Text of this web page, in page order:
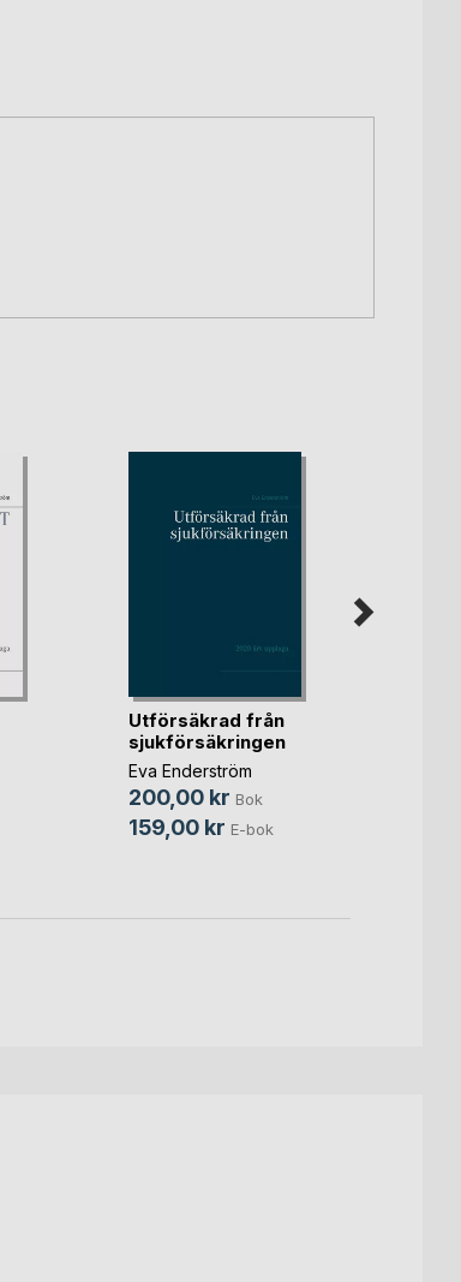
Utförsäkrad från
sjukförsäkringen
Eva Enderström
200,00 kr Bok
159,00 kr E-bok